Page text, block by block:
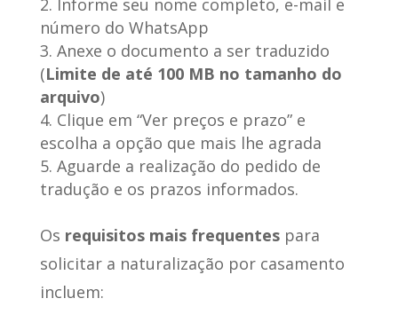
Informe seu nome completo, e-mail e
número do WhatsApp
Anexe o documento a ser traduzido
(Limite de até 100 MB no tamanho do
arquivo)
Clique em “Ver preços e prazo” e
escolha a opção que mais lhe agrada
Aguarde a realização do pedido de
tradução e os prazos informados.
Os requisitos mais frequentespara
solicitar a naturalização por casamento
incluem: